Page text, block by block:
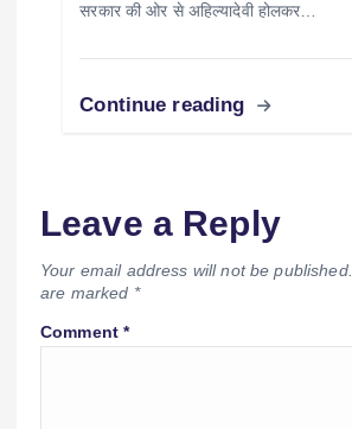
सरकार की ओर से अहिल्यादेवी होलकर…
Continue reading
Leave a Reply
Your email address will not be published.
are marked *
Comment*